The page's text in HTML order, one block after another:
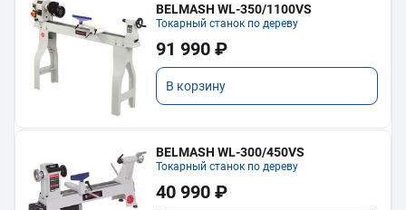
BELMASH WL-350/1100VS
Токарный станок по дереву
91 990 ₽
В корзину
BELMASH WL-300/450VS
Токарный станок по дереву
40 990 ₽